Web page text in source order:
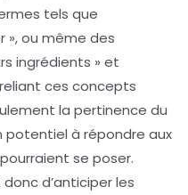
tels que
», ou même des
ingrédients » et
ces concepts
la pertinence du
à répondre aux
se poser.
d’anticiper les